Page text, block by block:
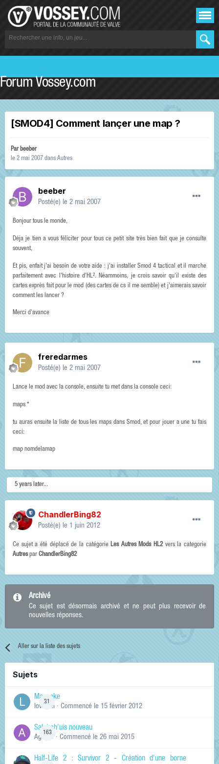
Forum Vossey.com
[SMOD4] Comment lançer une map ?
Parbeeber
le 2 mai 2007 dans Autres
beeber
Posté(e) le 2 mai 2007
Bonjour tous le monde,
Déja je tien a vous féliciter pour tous ce petit site très bien fait que je consulte
souvent,
Et pis, enfait j'ai besoin de votre aide : j'ai installer Smod 4 tactical et il marche
parfaitement avec l'histoire d'HL². Néammoins, je crois savoir qu'il existe des
cartes exprès fait pour le mod (des cartes de cs il me semble) et j'aimerais savoir
comment les lancer ?
Merci d'avance
freredarmes
Posté(e) le 2 mai 2007
Lance le mod avec la console, ensuite tu met dans la console ceci:
maps *
tu auras ensuite la liste de tous les maps dans Smod, et pour jouer a une tu fais
ceci:
map nomdelamap
5 years later...
ChandlerBing82
Posté(e) le 1 juin 2012
Ce sujet a été déplacé de la catégorieLes Autres Mods HL2vers la categorie
Autrespar ChandlerBing82
Archivé
Ce sujet est désormais archivé et ne peut plus recevoir de
nouvelles réponses.
Aller sur la liste des sujets
Sujets
31
Manneke
lowskill · Commencé le 15 février 2012
163
Salut ch'uis nouveau
Ag0Nie · Commencé le 26 mai 2015
Half-Life 2 : Survivor 2 - Création d'une borne